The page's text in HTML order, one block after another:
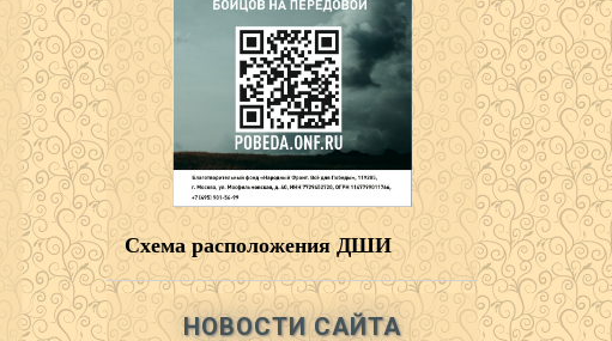
Схема расположения ДШИ
НОВОСТИ САЙТА